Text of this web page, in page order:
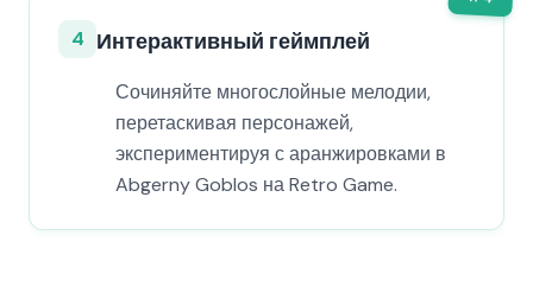
4 Интерактивный геймплей
Сочиняйте многослойные мелодии,
перетаскивая персонажей,
экспериментируя с аранжировками в
Abgerny Goblos на Retro Game.